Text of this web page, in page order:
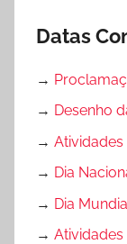
Datas
→
→ Desenho
→ Atividades
→ Dia
→ Dia
→